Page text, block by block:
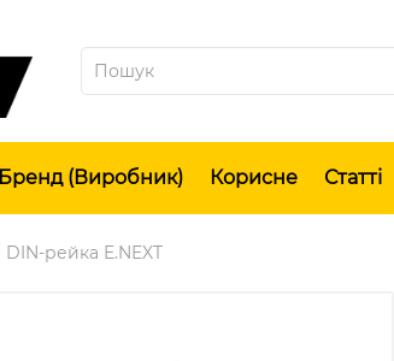
Бренд (виробник) Корисне Статті
DIN-рейка E.NEXT